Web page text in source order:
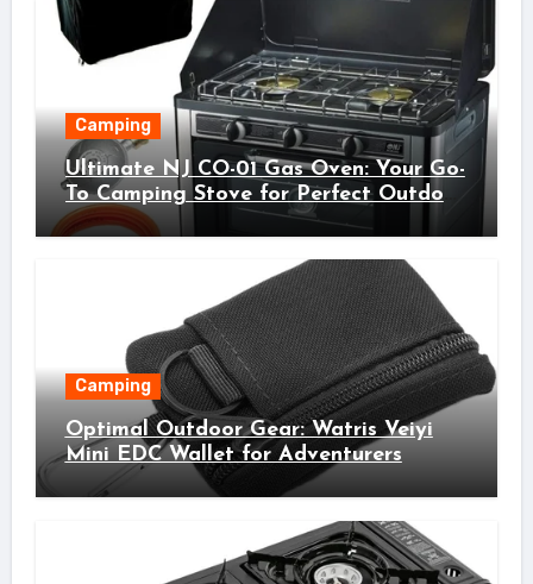
Camping
Ultimate NJ CO-01 Gas Oven: Your Go-
To Camping Stove for Perfect Outdoor
Cooking!
Camping
Optimal Outdoor Gear: Watris Veiyi
Mini EDC Wallet for Adventurers